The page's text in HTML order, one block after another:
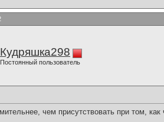
Кудряшка298
Постоянный пользователь
чем присутствовать при том,